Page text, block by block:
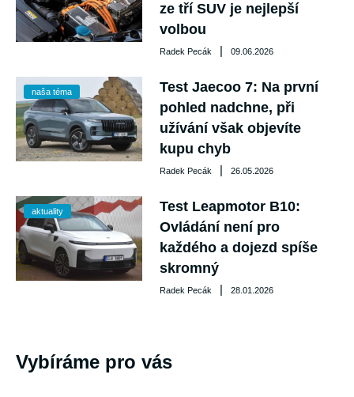
ze tří SUV je nejlepší
volbou
Radek Pecák | 09.06.2026
naša téma
Test Jaecoo 7: Na první
pohled nadchne, při
užívání však objevíte
kupu chyb
Radek Pecák | 26.05.2026
aktuality
Test Leapmotor B10:
Ovládání není pro
každého a dojezd spíše
skromný
Radek Pecák | 28.01.2026
Vybíráme pro vás